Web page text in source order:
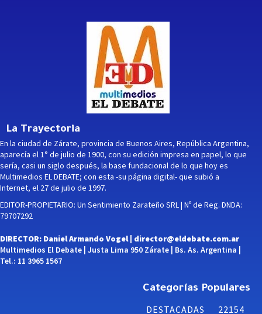
La Trayectoria
En la ciudad de Zárate, provincia de Buenos Aires, República Argentina,
aparecía el 1° de julio de 1900, con su edición impresa en papel, lo que
sería, casi un siglo después, la base fundacional de lo que hoy es
Multimedios EL DEBATE; con esta -su página digital- que subió a
Internet, el 27 de julio de 1997.
EDITOR-PROPIETARIO: Un Sentimiento Zarateño SRL | Nº de Reg. DNDA:
79707292
DIRECTOR: Daniel Armando Vogel | director@eldebate.com.ar
Multimedios El Debate | Justa Lima 950 Zárate | Bs. As. Argentina |
Tel.: 11 3965 1567
Categorías Populares
DESTACADAS
22154